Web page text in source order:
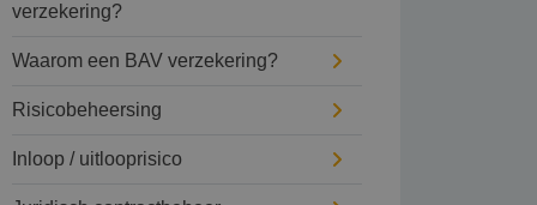
verzekering?
Waarom een BAV verzekering?
Risicobeheersing
Inloop / uitlooprisico